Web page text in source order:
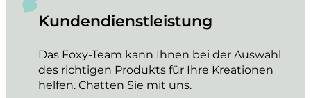
Kundendienstleistung
Das Foxy-Team kann Ihnen bei der Auswahl
des richtigen Produkts für Ihre Kreationen
helfen. Chatten Sie mit uns.